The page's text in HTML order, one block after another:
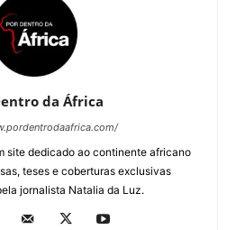
da África
site dedicado ao continente africano
teses e coberturas exclusivas
jornalista Natalia da Luz.